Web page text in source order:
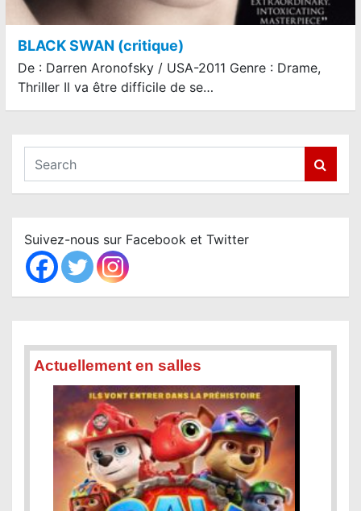
BLACK SWAN (critique)
De : Darren Aronofsky / USA-2011 Genre : Drame,
Thriller Il va être difficile de se…
a
c
h
Suivez-nous sur Facebook et Twitter
Actuellement en salles